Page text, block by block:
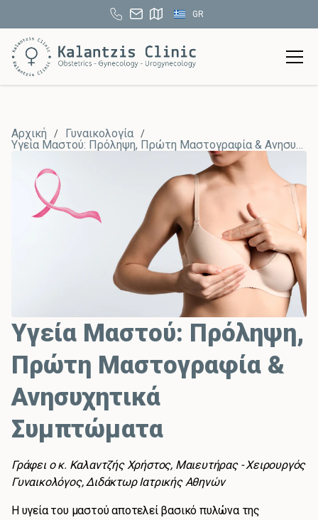
GR
Αρχική / Γυναικολογία /
Υγεία Μαστού: Πρόληψη, Πρώτη Μαστογραφία & Ανησυχητικά Συμπτώματα
Υγεία Μαστού: Πρόληψη,
Πρώτη Μαστογραφία &
Ανησυχητικά
Συμπτώματα
Γράφει ο κ. Καλαντζής Χρήστος, Μαιευτήρας - Χειρουργός
Γυναικολόγος, Διδάκτωρ Ιατρικής Αθηνών
Η υγεία του μαστού αποτελεί βασικό πυλώνα της